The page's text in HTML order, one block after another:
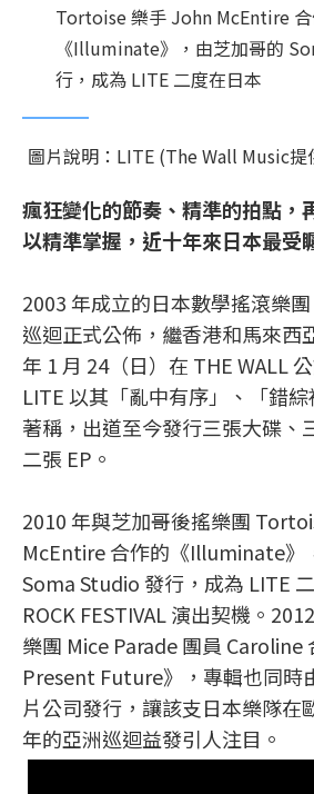
Tortoise 樂手 John McEntire
《Illuminate》，由芝加哥的
行，成為 LITE 二度在日本
圖片說明：LITE (The Wall Music提
瘋狂變化的節奏、精準的拍點，
以精準掌握，近十年來日本最受
2003 年成立的日本數學搖滾樂
巡迴正式公佈，繼香港和馬來西
年 1 月 24（日）在 THE WALL
LITE 以其「亂中有序」、「錯
著稱，出道至今發行三張大碟、
二張 EP。
2010 年與芝加哥後搖樂團
McEntire 合作的《Illuminate》
Soma Studio 發行，成為 LITE
ROCK FESTIVAL 演出契機。
樂團 Mice Parade 團員 Caroline
Present Future》，專輯也同時
片公司發行，讓該支日本樂隊在
年的亞洲巡迴益發引人注目。